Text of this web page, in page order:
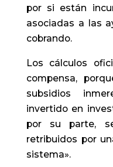
por si están
asociadas a las
cobrando.
Los cálculos
compensa,
subsidios
invertido en
por su parte,
retribuidos por
sistema».